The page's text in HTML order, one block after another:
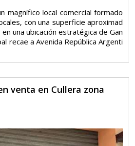
magnífico local comercial formado
con una superficie aproximad
una ubicación estratégica de Gan
recae a Avenida República Argenti
venta en Cullera zona